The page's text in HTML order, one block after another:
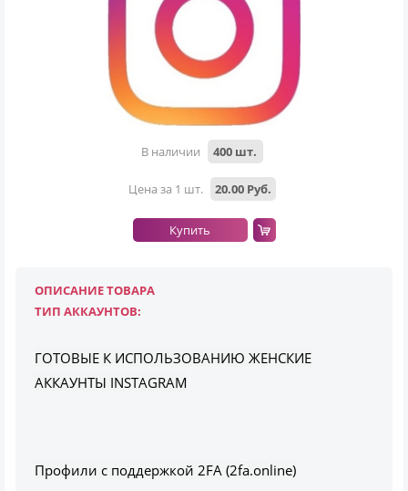
В наличии 400 шт.
Цена за 1 шт. 20.00 Руб.
Купить
ОПИСАНИЕ ТОВАРА
ТИП АККАУНТОВ:
ГОТОВЫЕ К ИСПОЛЬЗОВАНИЮ ЖЕНСКИЕ
АККАУНТЫ INSTAGRAM
Профили с поддержкой 2FA (2fa.online)
Всего товара в корзине